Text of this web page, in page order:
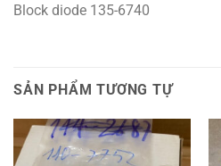
Block diode 135-6740
SẢN PHẨM TƯƠNG TỰ